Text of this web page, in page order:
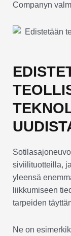
Companyn
siviilituotteilla,
yleensä
liikkumiseen
tarpeiden
Ne on